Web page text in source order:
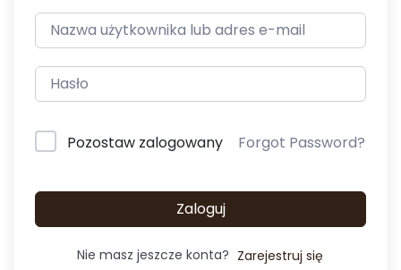
Pozostaw zalogowany Forgot Password?
Zaloguj
Nie masz jeszcze konta? Zarejestruj się